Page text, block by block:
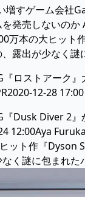
増すゲーム会社
発売しないの
万本の大ヒッ
露出が少なく謎
ロストアーク
12-28 17:00
Dusk Diver 2』
12:00Aya
ット作『Dyson
く謎に包まれ